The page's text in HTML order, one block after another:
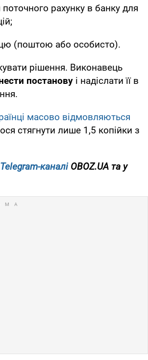
рахунку в банку для
(поштою або особисто).
рішення. Виконавець
постанову і надіслати її в
масово відмовляються
стягнути лише 1,5 копійки з
Telegram-каналіOBOZ.UA та у